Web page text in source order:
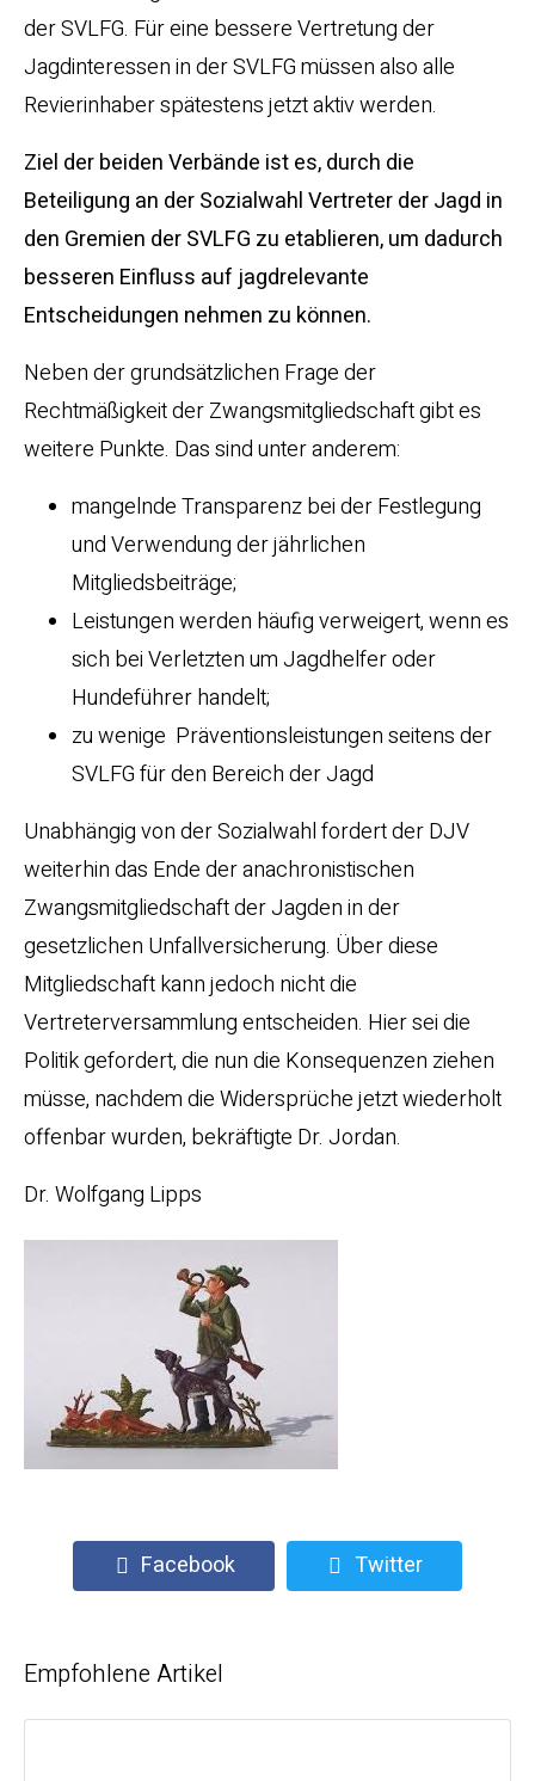
der SVLFG. Für eine bessere Vertretung der
Jagdinteressen in der SVLFG müssen also alle
Revierinhaber spätestens jetzt aktiv werden.
Ziel der beiden Verbände ist es, durch die
Beteiligung an der Sozialwahl Vertreter der Jagd in
den Gremien der SVLFG zu etablieren, um dadurch
besseren Einfluss auf jagdrelevante
Entscheidungen nehmen zu können.
Neben der grundsätzlichen Frage der
Rechtmäßigkeit der Zwangsmitgliedschaft gibt es
weitere Punkte. Das sind unter anderem:
mangelnde Transparenz bei der Festlegung
und Verwendung der jährlichen
Mitgliedsbeiträge;
Leistungen werden häufig verweigert, wenn es
sich bei Verletzten um Jagdhelfer oder
Hundeführer handelt;
zu wenige Präventionsleistungen seitens der
SVLFG für den Bereich der Jagd
Unabhängig von der Sozialwahl fordert der DJV
weiterhin das Ende der anachronistischen
Zwangsmitgliedschaft der Jagden in der
gesetzlichen Unfallversicherung. Über diese
Mitgliedschaft kann jedoch nicht die
Vertreterversammlung entscheiden. Hier sei die
Politik gefordert, die nun die Konsequenzen ziehen
müsse, nachdem die Widersprüche jetzt wiederholt
offenbar wurden, bekräftigte Dr. Jordan.
Dr. Wolfgang Lipps
Facebook Twitter
Empfohlene Artikel